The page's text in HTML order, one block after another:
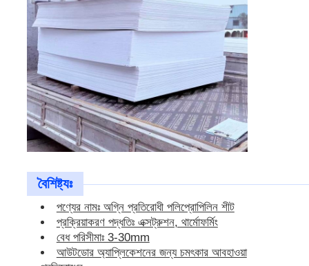
অগ্নি প্রতিরোধী পলিপ্রোপিলিন শীট
পিপি হলো কনস্ট্রাকশন বোর্ড
পিপি ওয়াল শীট
পিপি পাইপ
পলিপ্রোপিলিন পাইপ ফিটিং
বৈশিষ্ট্যঃ
পণ্যের নামঃ অগ্নি প্রতিরোধী পলিপ্রোপিলিন শীট
প্রক্রিয়াকরণ পদ্ধতিঃ এক্সট্রুশন, থার্মোফর্মিং
বেধ পরিসীমাঃ 3-30mm
আউটডোর অ্যাপ্লিকেশনের জন্য চমৎকার আবহাওয়া